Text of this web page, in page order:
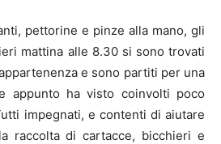
pettorine e pinze alla mano, gli
mattina alle 8.30 si sono trovati
e sono partiti per una
appunto ha visto coinvolti poco
impegnati, e contenti di aiutare
raccolta di cartacce, bicchieri e